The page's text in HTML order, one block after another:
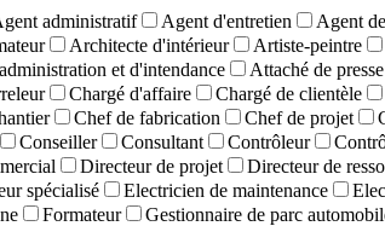
administratif Agent d'entretien Agent
Architecte d'intérieur Artiste-peintre
et d'intendance Attaché de presse
Chargé d'affaire Chargé de clientèle
Chef de fabrication Chef de projet
Conseiller Consultant Contrôleur
Directeur de projet Directeur de
spécialisé Electricien de maintenance
Formateur Gestionnaire de parc